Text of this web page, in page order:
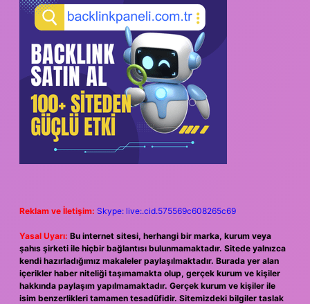
Reklam ve İletişim: Skype: live:.cid.575569c608265c69
Yasal Uyarı: Bu internet sitesi, herhangi bir marka, kurum veya
şahıs şirketi ile hiçbir bağlantısı bulunmamaktadır. Sitede yalnızca
kendi hazırladığımız makaleler paylaşılmaktadır. Burada yer alan
içerikler haber niteliği taşımamakta olup, gerçek kurum ve kişiler
hakkında paylaşım yapılmamaktadır. Gerçek kurum ve kişiler ile
isim benzerlikleri tamamen tesadüfidir. Sitemizdeki bilgiler taslak